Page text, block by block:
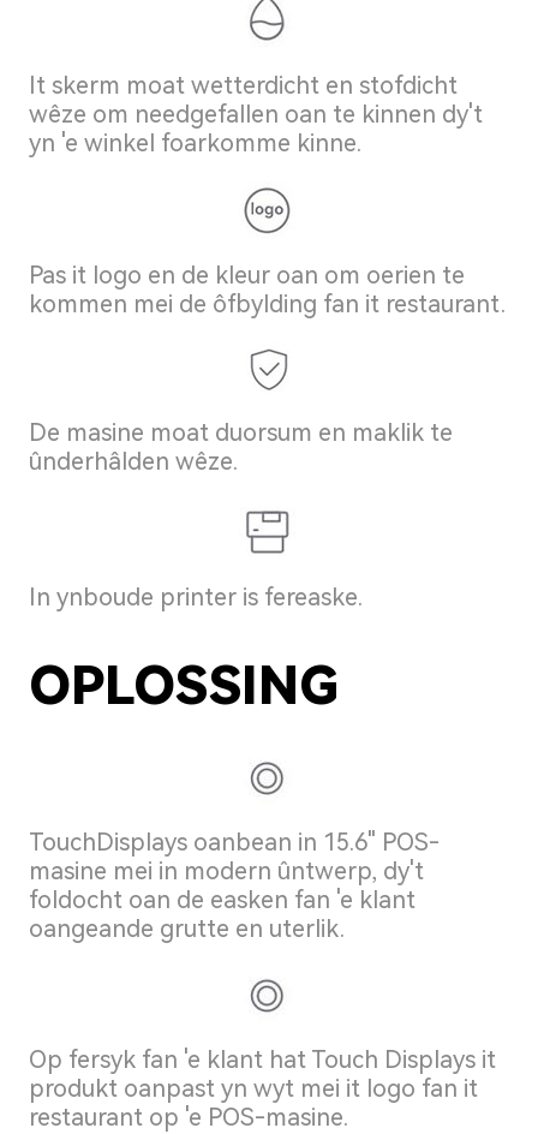
It skerm moat wetterdicht en stofdicht
wêze om needgefallen oan te kinnen dy't
yn 'e winkel foarkomme kinne.
Pas it logo en de kleur oan om oerien te
kommen mei de ôfbylding fan it restaurant.
De masine moat duorsum en maklik te
ûnderhâlden wêze.
In ynboude printer is fereaske.
OPLOSSING
TouchDisplays oanbean in 15.6" POS-
masine mei in modern ûntwerp, dy't
foldocht oan de easken fan 'e klant
oangeande grutte en uterlik.
Op fersyk fan 'e klant hat Touch Displays it
produkt oanpast yn wyt mei it logo fan it
restaurant op 'e POS-masine.